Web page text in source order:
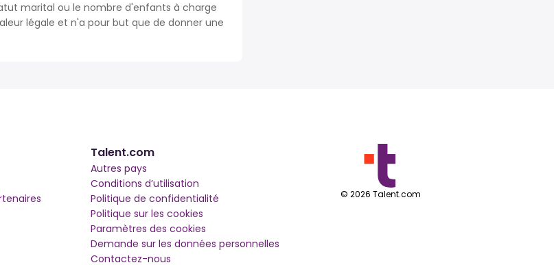
marital ou le nombre d'enfants à charge
légale et n'a pour but que de donner une
Talent.com
Autres pays
Conditions d’utilisation
Politique de confidentialité
Politique sur les cookies
Paramètres des cookies
Demande sur les données personnelles
Contactez-nous
© 2026 Talent.com